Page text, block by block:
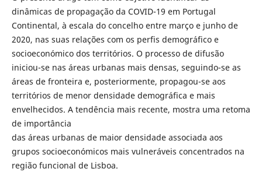
dinâmicas de propagação da COVID-19 em Portugal
Continental, à escala do concelho entre março e junho de
2020, nas suas relações com os perfis demográfico e
socioeconómico dos territórios. O processo de difusão
iniciou-se nas áreas urbanas mais densas, seguindo-se as
áreas de fronteira e, posteriormente, propagou-se aos
territórios de menor densidade demográfica e mais
envelhecidos. A tendência mais recente, mostra uma retoma
de importância
das áreas urbanas de maior densidade associada aos
grupos socioeconómicos mais vulneráveis concentrados na
região funcional de Lisboa.